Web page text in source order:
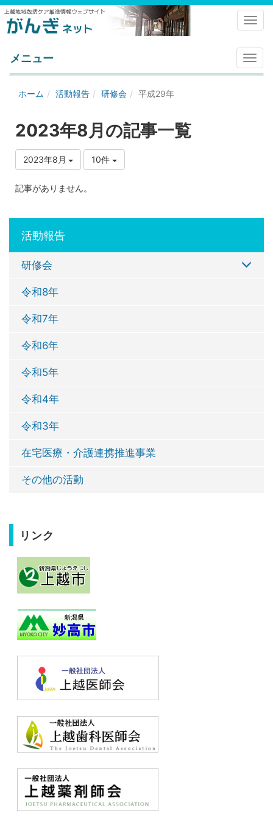
メ
ニ
メニュー
ホーム 活動報告 研修会 平成29年
2023年8月の記事一覧
2023年8月 10件
記事がありません。
活動報告
研修会
令和8年
令和7年
令和6年
令和5年
令和4年
令和3年
在宅医療・介護連携推進事業
その他の活動
リンク